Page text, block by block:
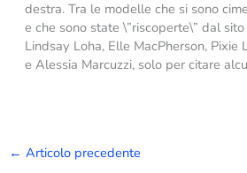
destra. Tra le modelle che si sono
e che sono state \”riscoperte\” dal
Lindsay Loha, Elle MacPherson, Pixie
e Alessia Marcuzzi, solo per citare
← Articolo precedente